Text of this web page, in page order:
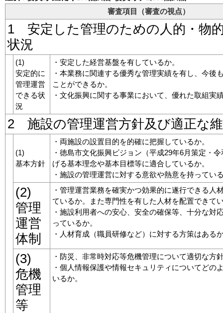
審査項目（審査の視点）
1 安定した管理のための人的・物
状況
(1)
安定的に
管理運営
できる状
況
・安定した経営基盤を有しているか。
・本業務に関連する優秀な管理実績を有し、今後
ことができるか。
・文化振興に関する事業において、優れた取組実
2 施設の管理運営方針及び適正な
(1)
基本方針
・両施設の設置目的を的確に把握しているか。
・徳島市文化振興ビジョン（平成29年6月策定・
げる基本理念や基本目標等に適合しているか。
・施設の管理運営に対する意欲や熱意を持ってい
(2)
管理
運営
体制
・管理運営業務を確実かつ効果的に遂行できる人
ているか。また専門性を有した人材を配置できて
・施設利用者への安心、安全の確保等、十分な対
っているか。
・人材育成（職員研修など）に対する方策はある
(3)
危機
管理
等
・防災、非常時対応等危機管理について適切な方
・個人情報保護や情報セキュリティについてどの
いるか。